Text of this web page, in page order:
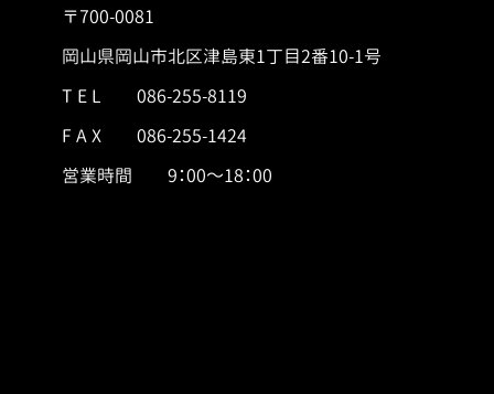
〒700-0081
岡山県岡山市北区津島東1丁目2番10-1号
T E L 086-255-8119
F A X 086-255-1424
営業時間 9：00～18：00